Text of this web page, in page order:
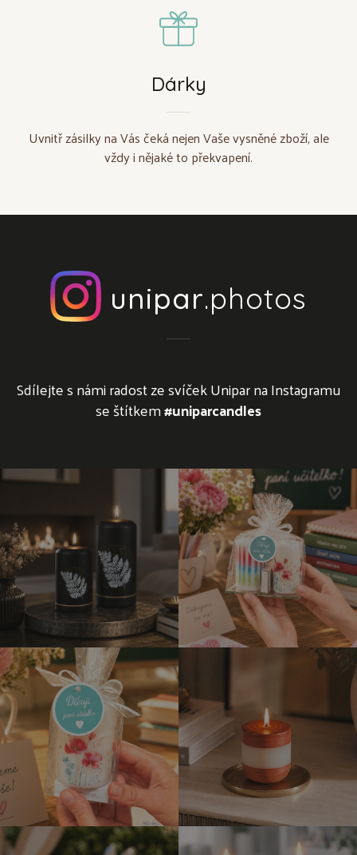
Dárky
Uvnitř zásilky na Vás čeká nejen Vaše vysněné zboží, ale
vždy i nějaké to překvapení.
unipar.photos
Sdílejte s námi radost ze svíček Unipar na Instagramu
se štítkem#uniparcandles